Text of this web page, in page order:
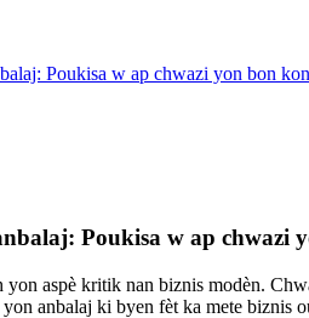
Poukisa w ap chwazi yon bon
Poukisa w ap chwazi
yon aspè kritik nan biznis modèn.
anbalaj ki byen fèt ka mete biznis